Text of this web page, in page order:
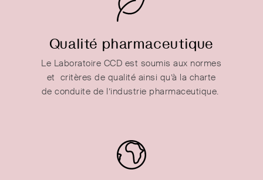
Qualité pharmaceutique
Le Laboratoire CCD est soumis aux normes
et critères de qualité ainsi qu’à la charte
de conduite de l’industrie pharmaceutique.